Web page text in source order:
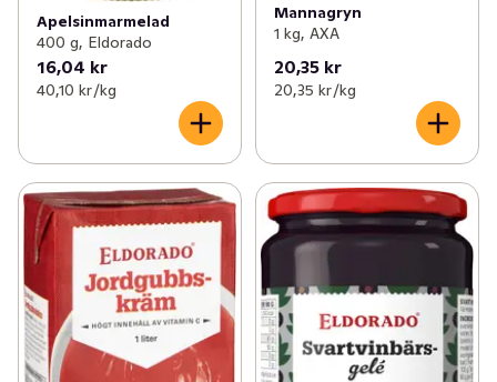
Apelsinmarmelad
400 g, Eldorado
16,04 kr
40,10 kr /kg
Mannagryn
1 kg, AXA
20,35 kr
20,35 kr /kg